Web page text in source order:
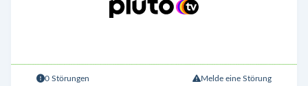
0 Störungen Melde eine Störung